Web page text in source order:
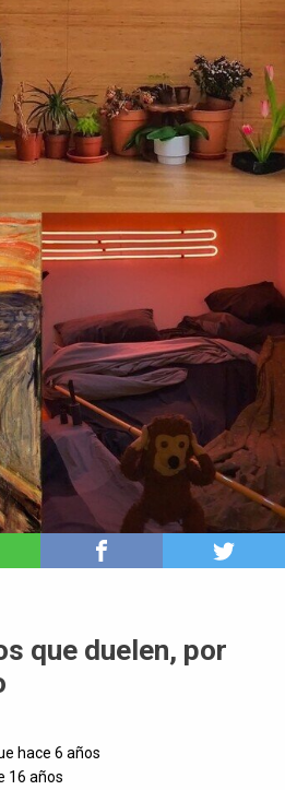
que duelen, por
hace 6 años
16 años